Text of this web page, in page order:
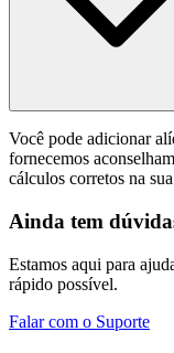
Você pode adicionar
fornecemos
cálculos corretos na
Ainda tem
Estamos aqui para
rápido possível.
Falar com o Suporte